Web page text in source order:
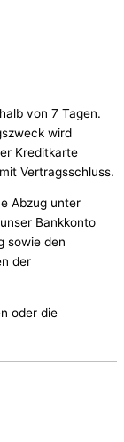
von 7 Tagen.
wird
Kreditkarte
Vertragsschluss.
Abzug unter
Bankkonto
sowie den
der
oder die